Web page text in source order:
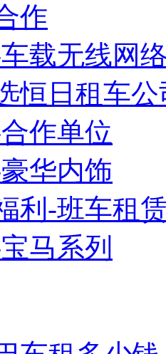
作
载无线网
恒日租车公
作单位
华内饰
利-班车租
马系列